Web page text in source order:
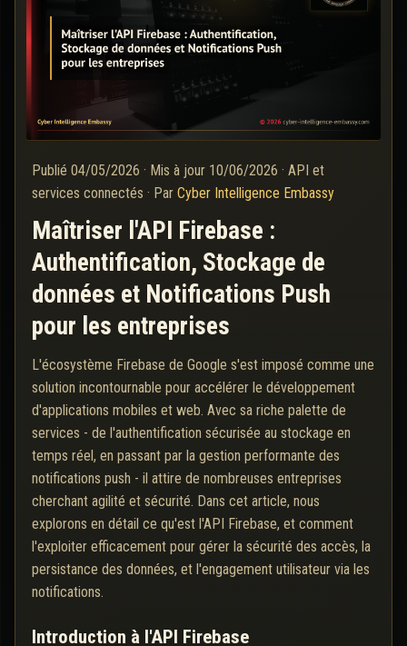
Publié 04/05/2026 · Mis à jour 10/06/2026 · API et
services connectés · Par Cyber Intelligence Embassy
Maîtriser l'API Firebase :
Authentification, Stockage de
données et Notifications Push
pour les entreprises
L'écosystème Firebase de Google s'est imposé comme une
solution incontournable pour accélérer le développement
d'applications mobiles et web. Avec sa riche palette de
services - de l'authentification sécurisée au stockage en
temps réel, en passant par la gestion performante des
notifications push - il attire de nombreuses entreprises
cherchant agilité et sécurité. Dans cet article, nous
explorons en détail ce qu'est l'API Firebase, et comment
l'exploiter efficacement pour gérer la sécurité des accès, la
persistance des données, et l'engagement utilisateur via les
notifications.
Introduction à l'API Firebase